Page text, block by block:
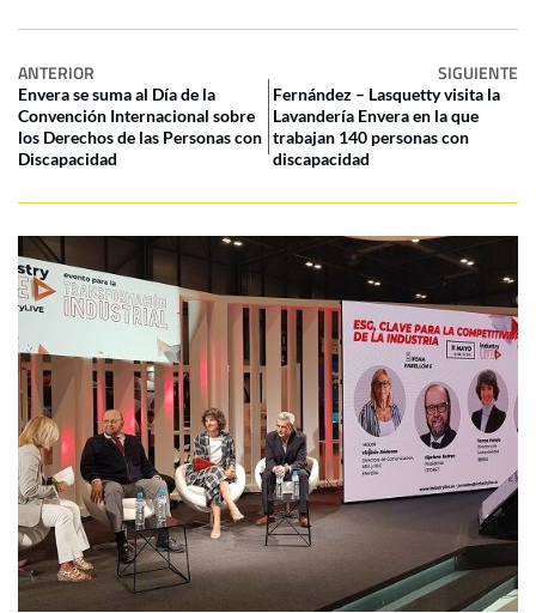
ANTERIOR SIGUIENTE
Envera se suma al Día de la
Convención Internacional sobre
los Derechos de las Personas con
Discapacidad
Fernández – Lasquetty visita la
Lavandería Envera en la que
trabajan 140 personas con
discapacidad